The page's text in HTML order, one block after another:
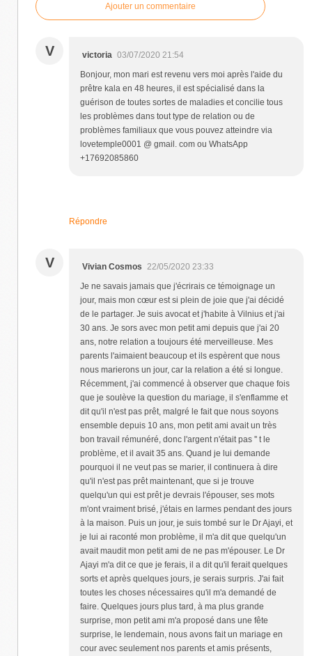
Ajouter un commentaire
V victoria 03/07/2020 21:54
Bonjour, mon mari est revenu vers moi après l'aide du
prêtre kala en 48 heures, il est spécialisé dans la
guérison de toutes sortes de maladies et concilie tous
les problèmes dans tout type de relation ou de
problèmes familiaux que vous pouvez atteindre via
lovetemple0001 @ gmail. com ou WhatsApp
+17692085860
Répondre
V Vivian Cosmos
22/05/2020 23:33
Je ne savais jamais que j'écrirais ce témoignage un
jour, mais mon cœur est si plein de joie que j'ai décidé
de le partager. Je suis avocat et j'habite à Vilnius et j'ai
30 ans. Je sors avec mon petit ami depuis que j'ai 20
ans, notre relation a toujours été merveilleuse. Mes
parents l'aimaient beaucoup et ils espèrent que nous
nous marierons un jour, car la relation a été si longue.
Récemment, j'ai commencé à observer que chaque fois
que je soulève la question du mariage, il s'enflamme et
dit qu'il n'est pas prêt, malgré le fait que nous soyons
ensemble depuis 10 ans, mon petit ami avait un très
bon travail rémunéré, donc l'argent n'était pas '' t le
problème, et il avait 35 ans. Quand je lui demande
pourquoi il ne veut pas se marier, il continuera à dire
qu'il n'est pas prêt maintenant, que si je trouve
quelqu'un qui est prêt je devrais l'épouser, ses mots
m'ont vraiment brisé, j'étais en larmes pendant des jours
à la maison. Puis un jour, je suis tombé sur le Dr Ajayi, et
je lui ai raconté mon problème, il m'a dit que quelqu'un
avait maudit mon petit ami de ne pas m'épouser. Le Dr
Ajayi m'a dit ce que je ferais, il a dit qu'il ferait quelques
sorts et après quelques jours, je serais surpris. J'ai fait
toutes les choses nécessaires qu'il m'a demandé de
faire. Quelques jours plus tard, à ma plus grande
surprise, mon petit ami m'a proposé dans une fête
surprise, le lendemain, nous avons fait un mariage en
cour avec seulement nos parents et amis présents,